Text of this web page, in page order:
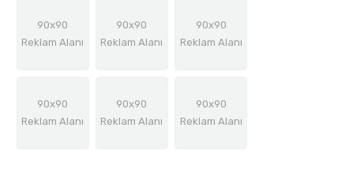
90x90
Reklam Alanı
90x90
Reklam Alanı
90x90
Reklam Alanı
90x90
Reklam Alanı
90x90
Reklam Alanı
90x90
Reklam Alanı